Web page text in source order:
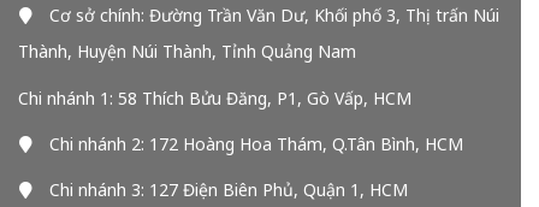
Cơ sở chính: Đường Trần Văn Dư, Khối phố 3, Thị trấn Núi
Thành, Huyện Núi Thành, Tỉnh Quảng Nam
Chi nhánh 1: 58 Thích Bửu Đăng, P1, Gò Vấp, HCM
Chi nhánh 2: 172 Hoàng Hoa Thám, Q.Tân Bình, HCM
Chi nhánh 3: 127 Điện Biên Phủ, Quận 1, HCM